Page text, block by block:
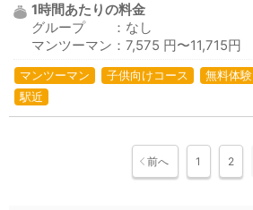
1時間あたりの料金
グループ ：なし
マンツーマン：7,575 円〜11,715円
マンツーマン 子供向けコース 無料体験
駅近
前へ 1 2